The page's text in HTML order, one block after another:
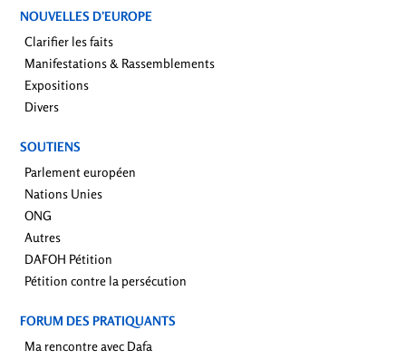
NOUVELLES D’EUROPE
Clarifier les faits
Manifestations & Rassemblements
Expositions
Divers
SOUTIENS
Parlement européen
Nations Unies
ONG
Autres
DAFOH Pétition
Pétition contre la persécution
FORUM DES PRATIQUANTS
Ma rencontre avec Dafa